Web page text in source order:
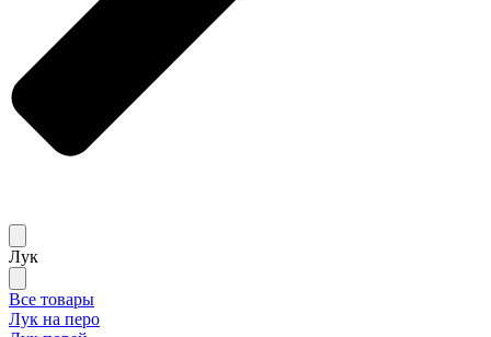
Лук
Все товары
Лук на перо